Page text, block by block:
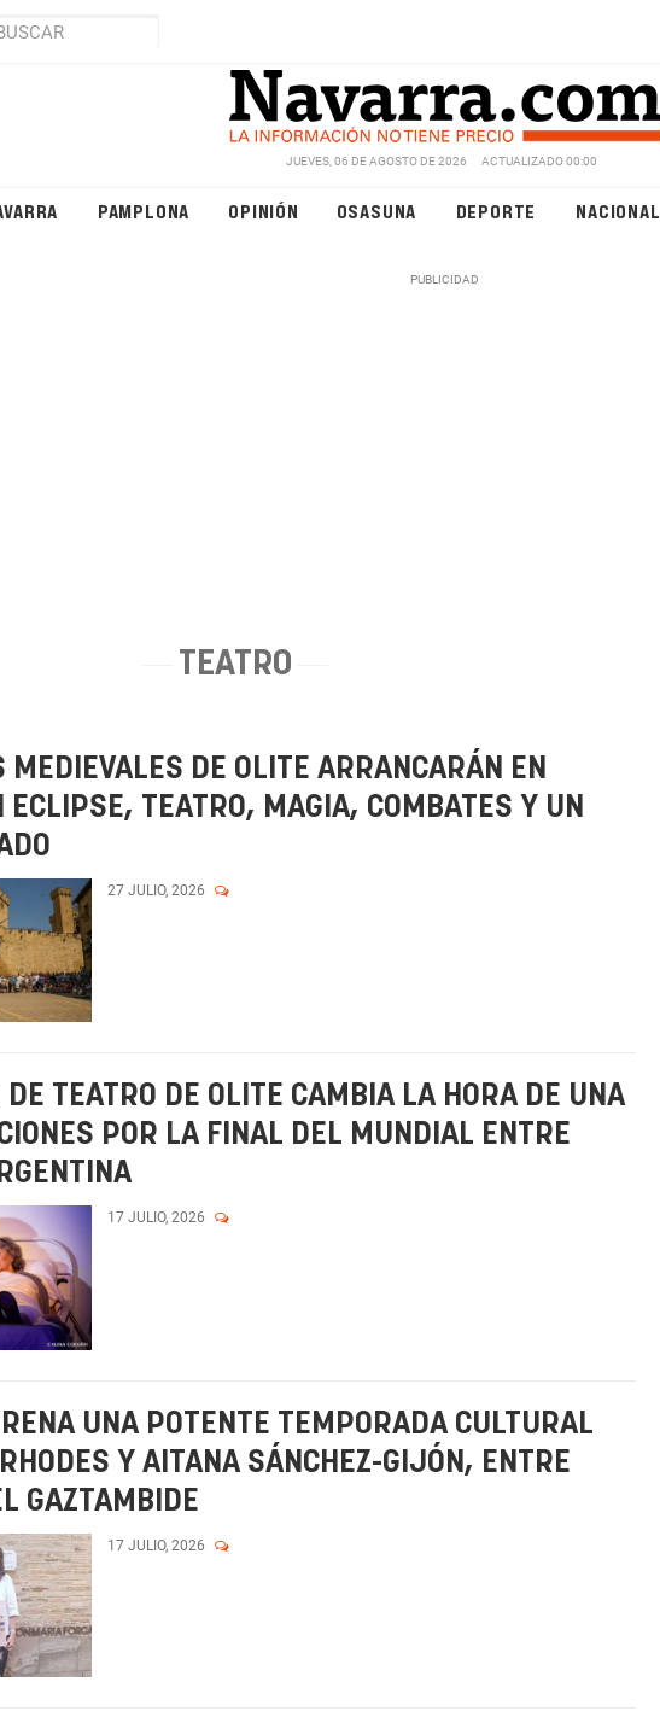
JUEVES, 06 DE AGOSTO DE 2026 ACTUALIZADO 00:00
PAMPLONA OPINIÓN OSASUNA DEPORTE NACIONAL
TEATRO
MEDIEVALES DE OLITE ARRANCARÁN EN
ECLIPSE, TEATRO, MAGIA, COMBATES Y UN
27 JULIO, 2026
DE TEATRO DE OLITE CAMBIA LA HORA DE UNA
POR LA FINAL DEL MUNDIAL ENTRE
17 JULIO, 2026
UNA POTENTE TEMPORADA CULTURAL
Y AITANA SÁNCHEZ-GIJÓN, ENTRE
GAZTAMBIDE
17 JULIO, 2026